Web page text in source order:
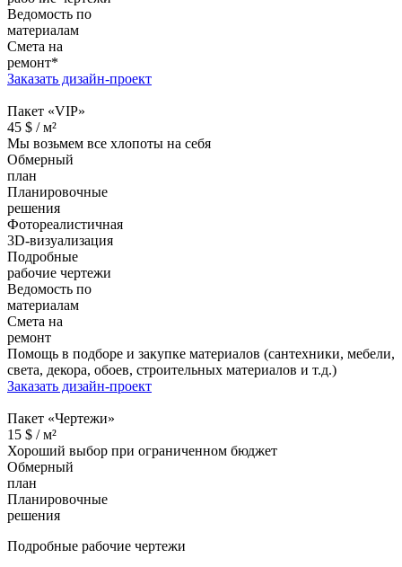
Ведомость по
материалам
Смета на
ремонт*
Заказать дизайн-проект
Пакет «VIP»
45 $ /м²
Мы возьмем все хлопоты на себя
Обмерный
план
Планировочные
решения
Фотореалистичная
3D-визуализация
Подробные
рабочие чертежи
Ведомость по
материалам
Смета на
ремонт
Помощь в подборе и закупке материалов (сантехники, мебели,
света, декора, обоев, строительных материалов и т.д.)
Заказать дизайн-проект
Пакет «Чертежи»
15 $ /м²
Хороший выбор при ограниченном бюджет
Обмерный
план
Планировочные
решения
Подробные рабочие чертежи